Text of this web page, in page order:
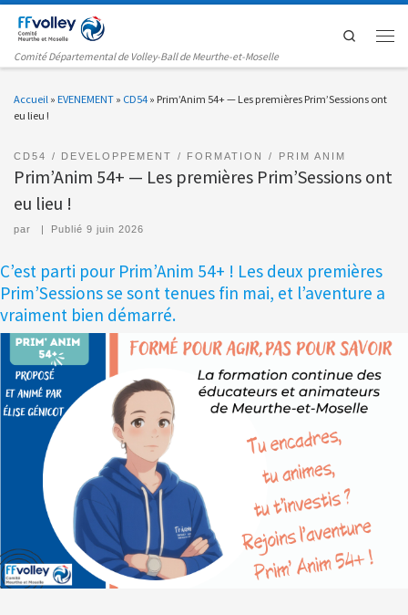
Passer au contenu
Comité Départemental de Volley-Ball de Meurthe-et-Moselle
Search
Accueil » EVENEMENT » CD54 » Prim’Anim 54+ — Les premières Prim’Sessions ont
eu lieu !
CD54 DEVELOPPEMENT FORMATION PRIM ANIM
Prim’Anim 54+ — Les premières Prim’Sessions ont
eu lieu !
par | Publié 9 juin 2026
C’est parti pour Prim’Anim 54+ ! Les deux premières
Prim’Sessions se sont tenues fin mai, et l’aventure a
vraiment bien démarré.